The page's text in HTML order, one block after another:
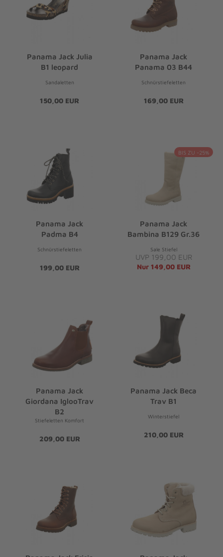
Panama Jack Julia
B1 leopard
Sandaletten
150,00 EUR
Panama Jack
Panama 03 B44
Schnürstiefeletten
169,00 EUR
Panama Jack
Padma B4
Schnürstiefeletten
199,00 EUR
BIS ZU -25%
Panama Jack
Bambina B129 Gr.36
Sale Stiefel
UVP 199,00 EUR
Nur 149,00 EUR
Panama Jack
Giordana IglooTrav
B2
Stiefeletten Komfort
209,00 EUR
Panama Jack Beca
Trav B1
Winterstiefel
210,00 EUR